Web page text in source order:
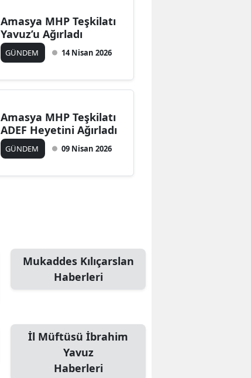
Gümüşhane
Hakkari
Mersin
İstanbul
Kırklareli
Kırşehir
Konya
Kütahya
Amasya MHP Teşkilatı
Yavuz’u Ağırladı
GÜNDEM 14 Nisan 2026
Amasya MHP Teşkilatı
ADEF Heyetini Ağırladı
GÜNDEM 09 Nisan 2026
Mukaddes Kılıçarslan
Haberleri
İl Müftüsü İbrahim
Yavuz
Haberleri